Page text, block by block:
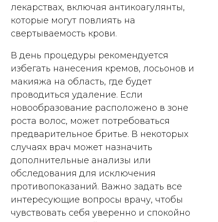
лекарствах, включая антикоагулянты,
которые могут повлиять на
свертываемость крови.
В день процедуры рекомендуется
избегать нанесения кремов, лосьонов и
макияжа на область, где будет
проводиться удаление. Если
новообразование расположено в зоне
роста волос, может потребоваться
предварительное бритье. В некоторых
случаях врач может назначить
дополнительные анализы или
обследования для исключения
противопоказаний. Важно задать все
интересующие вопросы врачу, чтобы
чувствовать себя уверенно и спокойно